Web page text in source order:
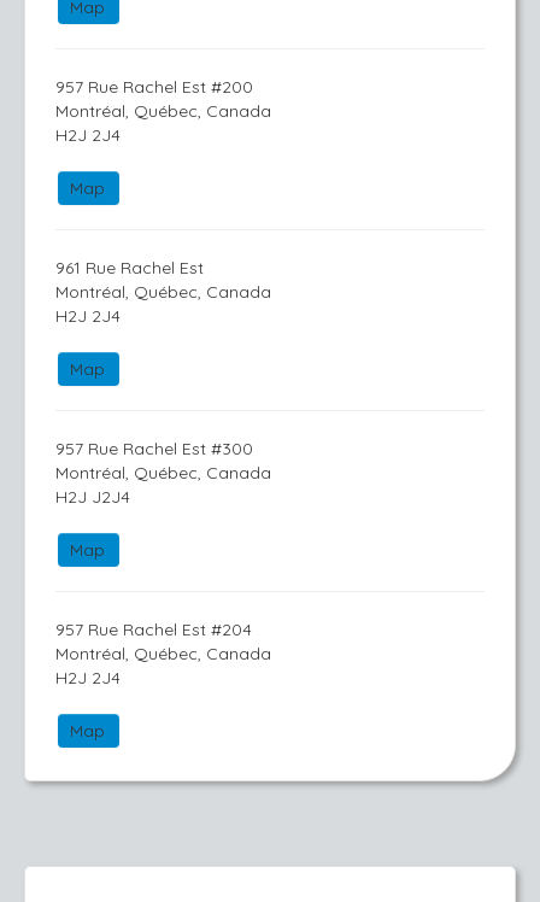
Map
957 Rue Rachel Est #200
Montréal, Québec, Canada
H2J 2J4
Map
961 Rue Rachel Est
Montréal, Québec, Canada
H2J 2J4
Map
957 Rue Rachel Est #300
Montréal, Québec, Canada
H2J J2J4
Map
957 Rue Rachel Est #204
Montréal, Québec, Canada
H2J 2J4
Map